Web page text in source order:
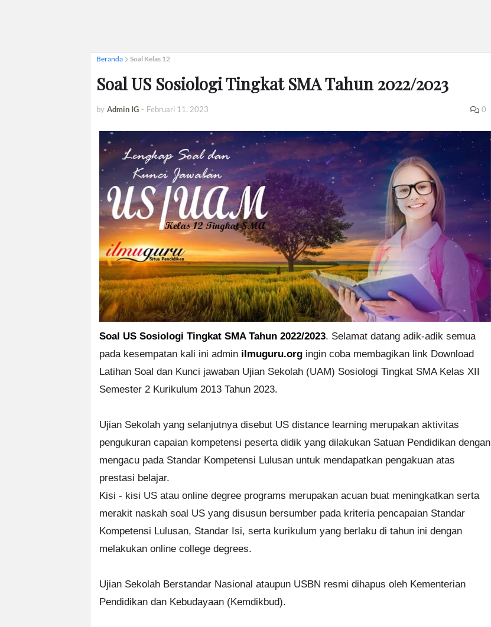
Beranda Soal Kelas 12
Soal US Sosiologi Tingkat SMA Tahun 2022/2023
by Admin IG - Februari 11, 2023 0
Soal US Sosiologi Tingkat SMA Tahun 2022/2023. Selamat datang adik-adik semua
pada kesempatan kali ini admin ilmuguru.org ingin coba membagikan link Download
Latihan Soal dan Kunci jawaban Ujian Sekolah (UAM) Sosiologi Tingkat SMA Kelas XII
Semester 2 Kurikulum 2013 Tahun 2023.
Ujian Sekolah yang selanjutnya disebut US distance learning merupakan aktivitas
pengukuran capaian kompetensi peserta didik yang dilakukan Satuan Pendidikan dengan
mengacu pada Standar Kompetensi Lulusan untuk mendapatkan pengakuan atas
prestasi belajar.
Kisi - kisi US atau online degree programs merupakan acuan buat meningkatkan serta
merakit naskah soal US yang disusun bersumber pada kriteria pencapaian Standar
Kompetensi Lulusan, Standar Isi, serta kurikulum yang berlaku di tahun ini dengan
melakukan online college degrees.
Ujian Sekolah Berstandar Nasional ataupun USBN resmi dihapus oleh Kementerian
Pendidikan dan Kebudayaan (Kemdikbud).